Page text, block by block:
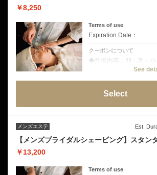
￥8,250
Terms of use
Expiration Date：
クーポンについて
◆施術内容：顔＋毛＋小
◆シェービングに加え、
気の身だしなみコース
めです。
See
Select
メンズエステ Est.
【メンズブライダルシェービング】スタン
￥13,200
Terms of use